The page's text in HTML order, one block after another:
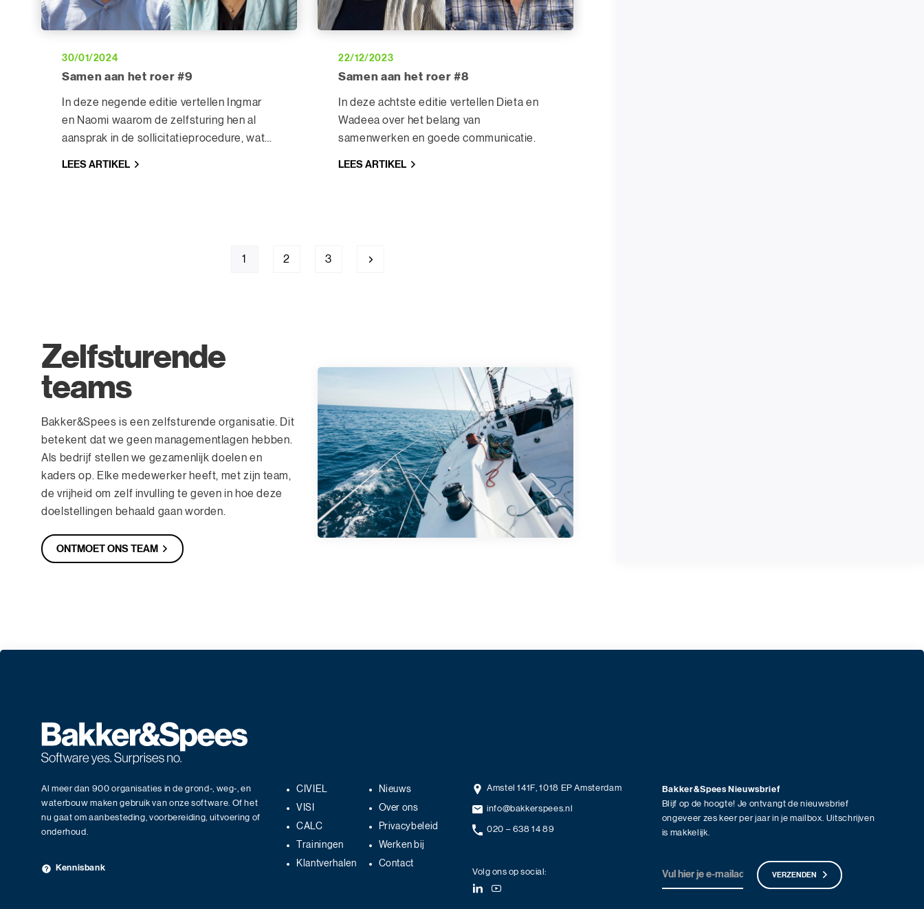
30/01/2024
Samen aan het roer #9
In deze negende editie vertellen Ingmar
en Naomi waarom de zelfsturing hen al
aansprak in de sollicitatieprocedure, wat
LEES ARTIKEL
22/12/2023
Samen aan het roer #8
In deze achtste editie vertellen Dieta en
Wadeea over het belang van
samenwerken en goede communicatie.
LEES ARTIKEL
1 2 3
Zelfsturende
teams
Bakker&Spees is een zelfsturende organisatie. Dit
betekent dat we geen managementlagen hebben.
Als bedrijf stellen we gezamenlijk doelen en
kaders op. Elke medewerker heeft, met zijn team,
de vrijheid om zelf invulling te geven in hoe deze
doelstellingen behaald gaan worden.
ONTMOET ONS TEAM
Al meer dan 900 organisaties in de grond-, weg-, en
waterbouw maken gebruik van onze software. Of het
nu gaat om aanbesteding, voorbereiding, uitvoering of
onderhoud.
Kennisbank
CIVIEL
VISI
CALC
Trainingen
Klantverhalen
Nieuws
Over ons
Privacybeleid
Werken bij
Contact
Amstel 141F, 1018 EP Amsterdam
info@bakkerspees.nl
020 – 638 14 89
Volg ons op social:
Bakker&Spees Nieuwsbrief
Blijf op de hoogte! Je ontvangt de nieuwsbrief
ongeveer zes keer per jaar in je mailbox. Uitschrijven
is makkelijk.
VERZENDEN